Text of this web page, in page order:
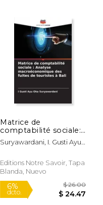
12%
dcto.
Matrice de
comptabilité sociale:
Analyse
macroéconomique
à Bali (en Francés)
Suryawardani, I. Gusti Ayu
Editions Notre Savoir, Tapa
Blanda, Nuevo